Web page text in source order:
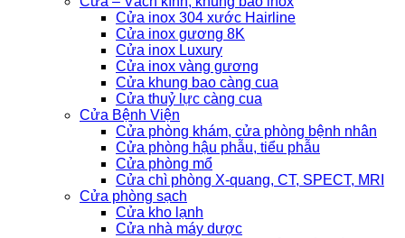
Cửa inox 304 xước Hairline
Cửa inox gương 8K
Cửa inox Luxury
Cửa inox vàng gương
Cửa khung bao càng cua
Cửa thuỷ lực càng cua
Cửa Bệnh Viện
Cửa phòng khám, cửa phòng bệnh nhân
Cửa phòng hậu phẫu, tiểu phẫu
Cửa phòng mổ
Cửa chì phòng X-quang, CT, SPECT, MRI
Cửa phòng sạch
Cửa kho lạnh
Cửa nhà máy dược